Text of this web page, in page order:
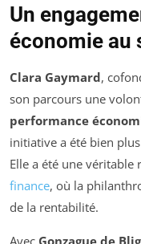
Un
économie au
Clara Gaymard,
son parcours une
performance
initiative a été bien
Elle a été une véritable
finance, où la
de la rentabilité.
Avec Gonzague de